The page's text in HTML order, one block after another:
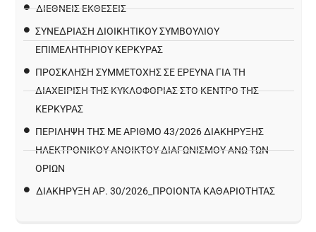
ΔΙΕΘΝΕΙΣ ΕΚΘΕΣΕΙΣ
ΣΥΝΕΔΡΙΑΣΗ ΔΙΟΙΚΗΤΙΚΟΥ ΣΥΜΒΟΥΛΙΟΥ
ΕΠΙΜΕΛΗΤΗΡΙΟΥ ΚΕΡΚΥΡΑΣ
ΠΡΌΣΚΛΗΣΗ ΣΥΜΜΕΤΟΧΉΣ ΣΕ ΈΡΕΥΝΑ ΓΙΑ ΤΗ
ΔΙΑΧΕΊΡΙΣΗ ΤΗΣ ΚΥΚΛΟΦΟΡΊΑΣ ΣΤΟ ΚΈΝΤΡΟ ΤΗΣ
ΚΈΡΚΥΡΑΣ
ΠΕΡΙΛΗΨΗ ΤΗΣ ΜΕ ΑΡΙΘΜΟ 43/2026 ΔΙΑΚΗΡΥΞΗΣ
ΗΛΕΚΤΡΟΝΙΚΟΥ ΑΝΟΙΚΤΟΥ ΔΙΑΓΩΝΙΣΜΟΥ ΑΝΩ ΤΩΝ
ΟΡΙΩΝ
ΔΙΑΚΉΡΥΞΗ ΑΡ. 30/2026_ΠΡΟΙΌΝΤΑ ΚΑΘΑΡΙΌΤΗΤΑΣ